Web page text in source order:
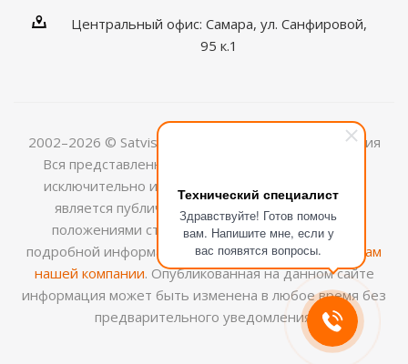
Технический специалист
Здравствуйте! Готов помочь
вам. Напишите мне, если у
вас появятся вопросы.
Центральный офис: Самара, ул. Санфировой,
95 к.1
2002–2026 © Satvision — системы видеонаблюдения
Вся представленная на сайте информация носит
исключительно информационный характер и не
является публичной офертой, определяемой
положениями ст.437 (2) ГК РФ. Для получения
подробной информации обращайтесь кменеджерам
нашей компании. Опубликованная на данном сайте
информация может быть изменена в любое время без
предварительного уведомления.